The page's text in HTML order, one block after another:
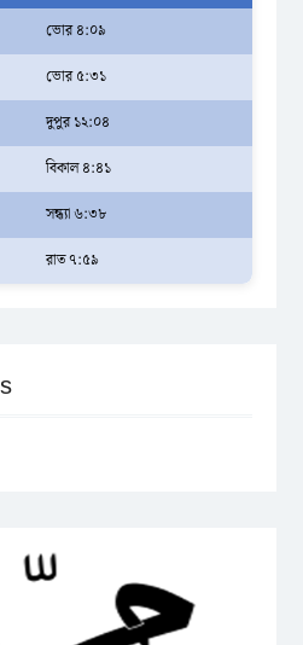
ভোর ৪:০৯
ভোর ৫:৩১
দুপুর ১২:০৪
বিকাল ৪:৪১
সন্ধ্যা ৬:৩৮
রাত ৭:৫৯